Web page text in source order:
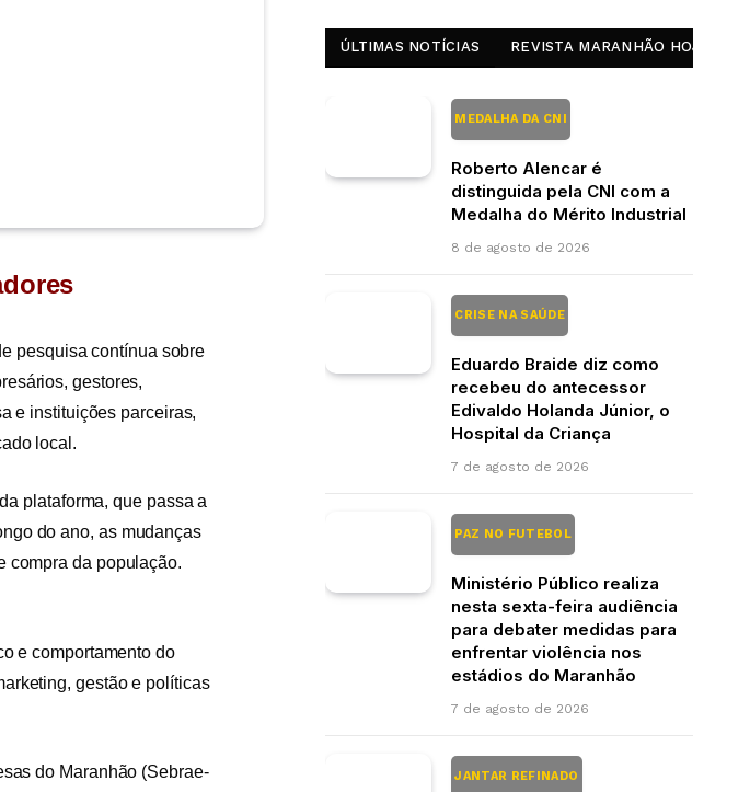
pesquisa contínua sobre
gestores,
e instituições parceiras,
local.
plataforma, que passa a
do ano, as mudanças
compra da população.
e comportamento do
gestão e políticas
do Maranhão (Sebrae-
ÚLTIMAS NOTÍCIAS REVISTA MARANHÃO HOJE
MEDALHA DA CNI
Roberto Alencar é
distinguida pela CNI com a
Medalha do Mérito Industrial
8 de agosto de 2026
CRISE NA SAÚDE
Eduardo Braide diz como
recebeu do antecessor
Edivaldo Holanda Júnior, o
Hospital da Criança
7 de agosto de 2026
PAZ NO FUTEBOL
Ministério Público realiza
nesta sexta-feira audiência
para debater medidas para
enfrentar violência nos
estádios do Maranhão
7 de agosto de 2026
JANTAR REFINADO